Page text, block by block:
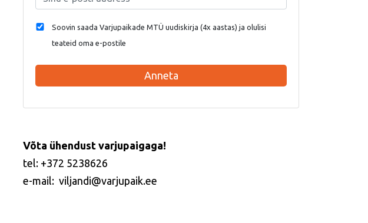
Soovin saada Varjupaikade MTÜ uudiskirja (4x aastas) ja olulisi
teateid oma e-postile
Anneta
Võta ühendust varjupaigaga!
tel: +372 5238626
e-mail: viljandi@varjupaik.ee